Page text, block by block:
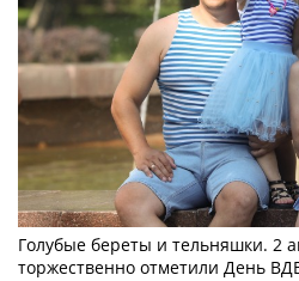
Голубые береты и тельняшки. 2
торжественно отметили День